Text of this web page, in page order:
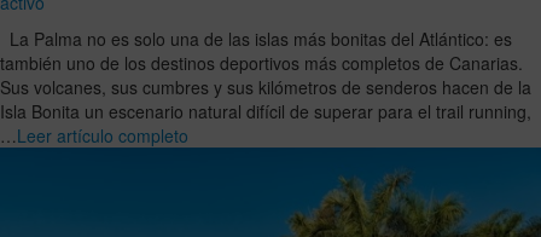
La Palma no es solo una de las islas más bonitas del Atlántico: es
también uno de los destinos deportivos más completos de Canarias.
Sus volcanes, sus cumbres y sus kilómetros de senderos hacen de la
Isla Bonita un escenario natural difícil de superar para el trail running,
…Leer artículo completo